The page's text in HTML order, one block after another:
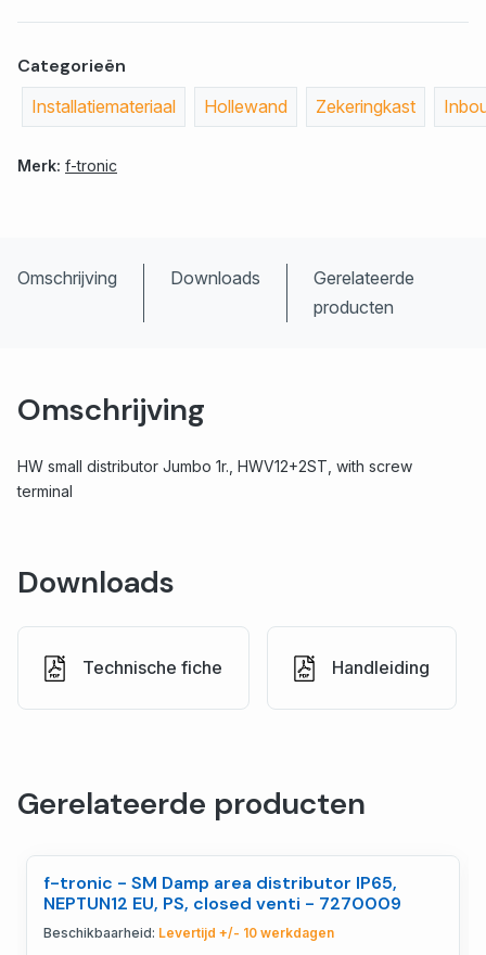
Categorieën
Installatiemateriaal Hollewand Zekeringkast
Merk: f-tronic
Omschrijving Downloads
Gerelateerde
producten
Omschrijving
HW small distributor Jumbo 1r., HWV12+2ST, with screw
terminal
Downloads
Technische fiche Handleiding
Gerelateerde producten
f-tronic - SM Damp area distributor IP65,
NEPTUN12 EU, PS, closed venti - 7270009
Beschikbaarheid: Levertijd +/- 10 werkdagen